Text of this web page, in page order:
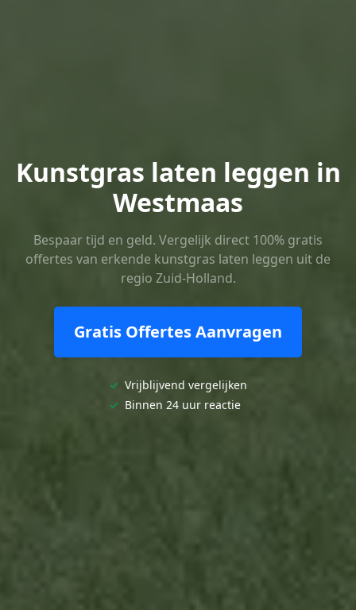
Kunstgras laten leggen in
Westmaas
Bespaar tijd en geld. Vergelijk direct 100% gratis
offertes van erkende kunstgras laten leggen uit de
regio Zuid-Holland.
Gratis Offertes Aanvragen
✓ Vrijblijvend vergelijken
✓ Binnen 24 uur reactie